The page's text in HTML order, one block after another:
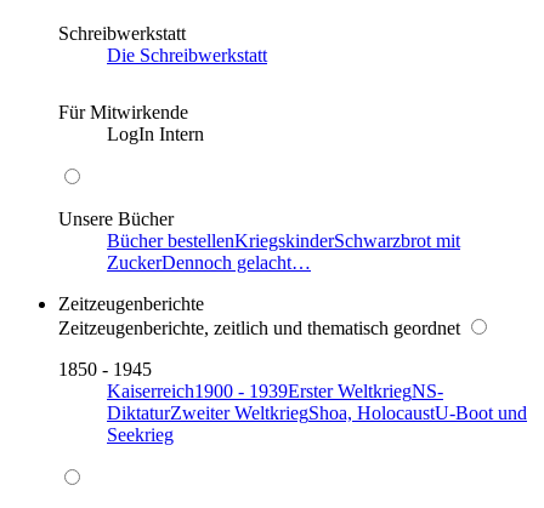
Schreibwerkstatt
Die Schreibwerkstatt
Für Mitwirkende
LogIn Intern
Unsere Bücher
Bücher bestellenKriegskinderSchwarzbrot mit
ZuckerDennoch gelacht…
Zeitzeugenberichte
Zeitzeugenberichte, zeitlich und thematisch geordnet
1850 - 1945
Kaiserreich1900 - 1939Erster WeltkriegNS-
DiktaturZweiter WeltkriegShoa, HolocaustU-Boot und
Seekrieg